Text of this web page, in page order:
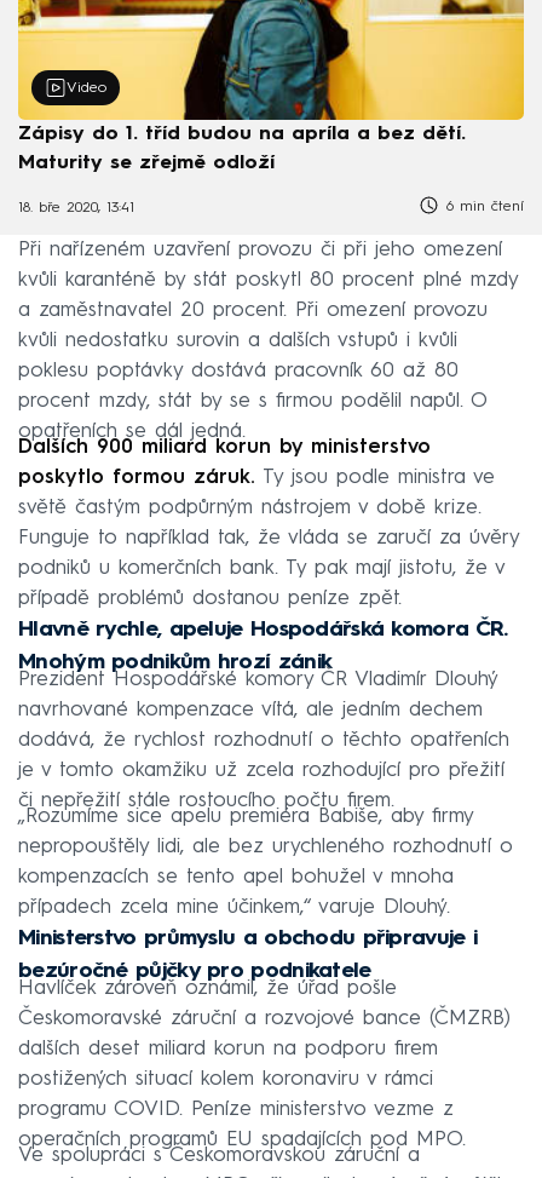
Video
Zápisy do 1. tříd budou na apríla a bez dětí.
Maturity se zřejmě odloží
18. bře 2020, 13:41 6 min čtení
Při nařízeném uzavření provozu či při jeho omezení
kvůli karanténě by stát poskytl 80 procent plné mzdy
a zaměstnavatel 20 procent. Při omezení provozu
kvůli nedostatku surovin a dalších vstupů i kvůli
poklesu poptávky dostává pracovník 60 až 80
procent mzdy, stát by se s firmou podělil napůl. O
opatřeních se dál jedná.
Dalších 900 miliard korun by ministerstvo
poskytlo formou záruk. Ty jsou podle ministra ve
světě častým podpůrným nástrojem v době krize.
Funguje to například tak, že vláda se zaručí za úvěry
podniků u komerčních bank. Ty pak mají jistotu, že v
případě problémů dostanou peníze zpět.
Hlavně rychle, apeluje Hospodářská komora ČR.
Mnohým podnikům hrozí zánik
Prezident Hospodářské komory ČR Vladimír Dlouhý
navrhované kompenzace vítá, ale jedním dechem
dodává, že rychlost rozhodnutí o těchto opatřeních
je v tomto okamžiku už zcela rozhodující pro přežití
či nepřežití stále rostoucího počtu firem.
„Rozumíme sice apelu premiéra Babiše, aby firmy
nepropouštěly lidi, ale bez urychleného rozhodnutí o
kompenzacích se tento apel bohužel v mnoha
případech zcela mine účinkem,“ varuje Dlouhý.
Ministerstvo průmyslu a obchodu připravuje i
bezúročné půjčky pro podnikatele
Havlíček zároveň oznámil, že úřad pošle
Českomoravské záruční a rozvojové bance (ČMZRB)
dalších deset miliard korun na podporu firem
postižených situací kolem koronaviru v rámci
programu COVID. Peníze ministerstvo vezme z
operačních programů EU spadajících pod MPO.
Ve spolupráci s Českomoravskou záruční a